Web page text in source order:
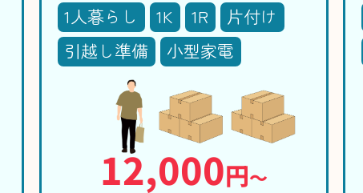
1人暮らし 1K 1R
片付け
引越し準備
小型家電
12,000円〜